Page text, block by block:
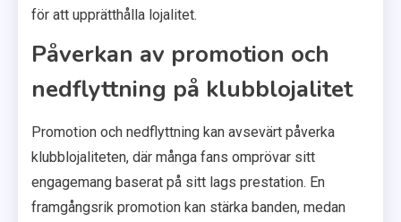
för att upprätthålla lojalitet.
Påverkan av promotion och
nedflyttning på klubblojalitet
Promotion och nedflyttning kan avsevärt påverka
klubblojaliteten, där många fans omprövar sitt
engagemang baserat på sitt lags prestation. En
framgångsrik promotion kan stärka banden, medan